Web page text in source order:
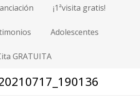
¡1ªvisita gratis!
Adolescentes
GRATUITA